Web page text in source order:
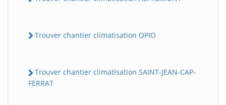
Trouver chantier climatisation OPIO
Trouver chantier climatisation SAINT-JEAN-CAP-
FERRAT